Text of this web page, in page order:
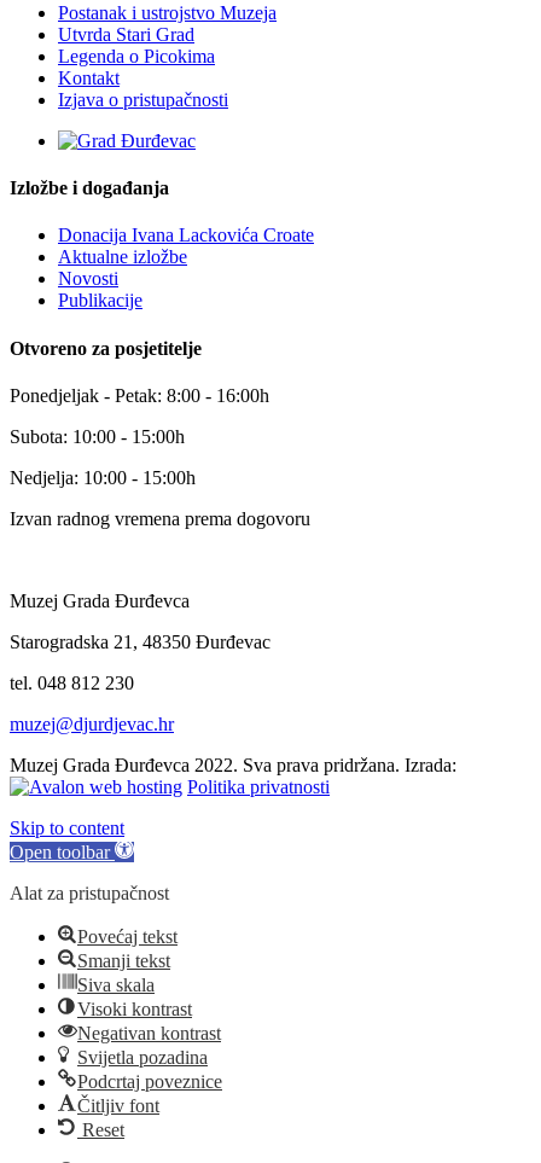
Postanak i ustrojstvo Muzeja
Utvrda Stari Grad
Legenda o Picokima
Kontakt
Izjava o pristupačnosti
Izložbe i događanja
Donacija Ivana Lackovića Croate
Aktualne izložbe
Novosti
Publikacije
Otvoreno za posjetitelje
Ponedjeljak - Petak: 8:00 - 16:00h
Subota: 10:00 - 15:00h
Nedjelja: 10:00 - 15:00h
Izvan radnog vremena prema dogovoru
Muzej Grada Đurđevca
Starogradska 21, 48350 Đurđevac
tel. 048 812 230
muzej@djurdjevac.hr
Muzej Grada Đurđevca 2022. Sva prava pridržana. Izrada:
Politika privatnosti
Skip to content
Open toolbar
Alat za pristupačnost
Povećaj tekst
Smanji tekst
Siva skala
Visoki kontrast
Negativan kontrast
Svijetla pozadina
Podcrtaj poveznice
Čitljiv font
Reset